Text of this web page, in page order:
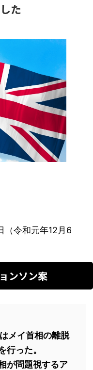
た
（令和元年12月6
ンソン案
メイ首相の離脱
行った。
が問題視するア